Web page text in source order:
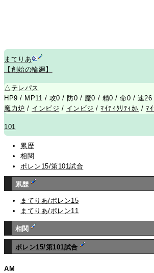
まてりあ
【創始の輪廻】
△ テレパス
HP9 / MP11 / 攻0 / 防0 / 魔0 / 精0 / 命0 / 速26
魔力炉 / インビジ / インビジ /ﾏｲﾃｨｸﾘﾃｨｶﾙ /ﾏ
101
累歴
相関
ポレン15/第101試合
累歴
まてりあ/ポレン15
まてりあ/ポレン11
相関
ポレン15/第101試合
AM